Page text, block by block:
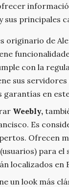
sus principales
originario de
con la
sus servidores
garantías en
Weebly,
Es
Ofrecen
para el
localizados en
un look más